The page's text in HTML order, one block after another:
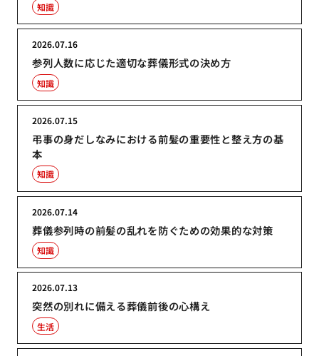
知識
参列人数に応じた適切な葬儀形式の決め方
2026.07.16
知識
弔事の身だしなみにおける前髪の重要性と整え方の基
本
2026.07.15
知識
葬儀参列時の前髪の乱れを防ぐための効果的な対策
2026.07.14
知識
突然の別れに備える葬儀前後の心構え
2026.07.13
生活